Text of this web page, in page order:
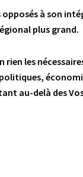
opposés à son
plus grand.
rien les
au-delà des